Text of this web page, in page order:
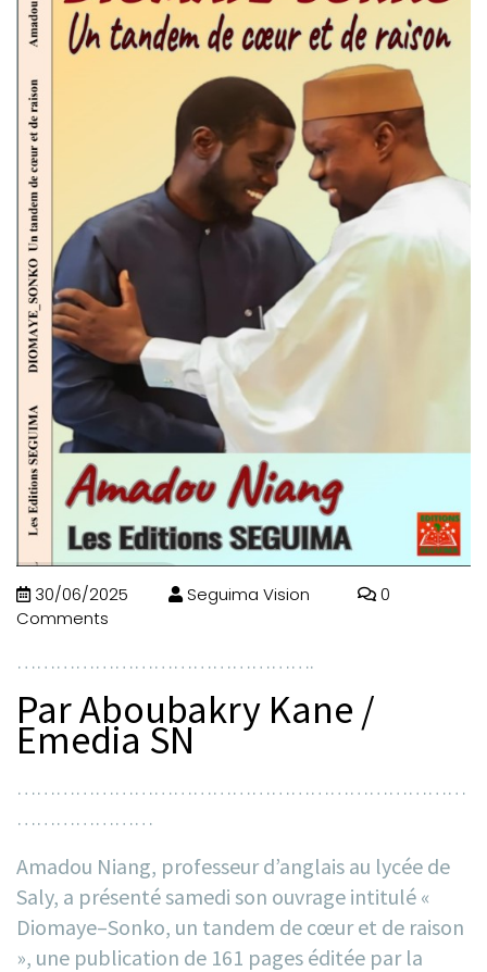
30/06/2025 Seguima Vision
0
Comments
……………………………………….
Par Aboubakry Kane /
Emedia SN
……………………………………………………………
…………………
Amadou Niang, professeur d’anglais au lycée de
Saly, a présenté samedi son ouvrage intitulé «
Diomaye–Sonko, un tandem de cœur et de raison
», une publication de 161 pages éditée par la